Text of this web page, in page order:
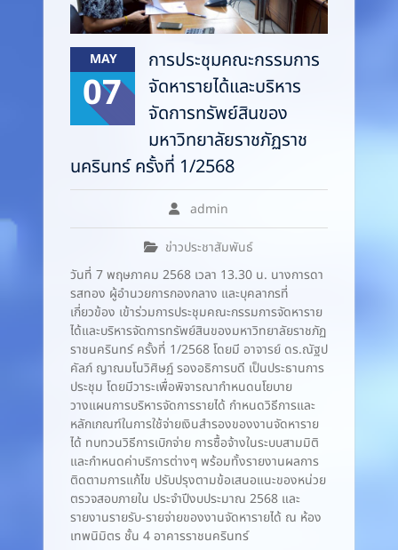
MAY
07
การประชุมคณะกรรมการ
จัดหารายได้และบริหาร
จัดการทรัพย์สินของ
มหาวิทยาลัยราชภัฏราช
นครินทร์ ครั้งที่ 1/2568
admin
ข่าวประชาสัมพันธ์
วันที่ 7 พฤษภาคม 2568 เวลา 13.30 น. นางการดา
รสทอง ผู้อำนวยการกองกลาง และบุคลากรที่
เกี่ยวข้อง เข้าร่วมการประชุมคณะกรรมการจัดหาราย
ได้และบริหารจัดการทรัพย์สินของมหาวิทยาลัยราชภัฏ
ราชนครินทร์ ครั้งที่ 1/2568 โดยมี อาจารย์ ดร.ณัฐป
คัลภ์ ญาณมโนวิศิษฏ์ รองอธิการบดี เป็นประธานการ
ประชุม โดยมีวาระเพื่อพิจารณากำหนดนโยบาย
วางแผนการบริหารจัดการรายได้ กำหนดวิธีการและ
หลักเกณฑ์ในการใช้จ่ายเงินสำรองของงานจัดหาราย
ได้ ทบทวนวิธีการเบิกจ่าย การซื้อจ้างในระบบสามมิติ
และกำหนดค่าบริการต่างๆ พร้อมทั้งรายงานผลการ
ติดตามการแก้ไข ปรับปรุงตามข้อเสนอแนะของหน่วย
ตรวจสอบภายใน ประจำปีงบประมาณ 2568 และ
รายงานรายรับ-รายจ่ายของงานจัดหารายได้ ณ ห้อง
เทพนิมิตร ชั้น 4 อาคารราชนครินทร์